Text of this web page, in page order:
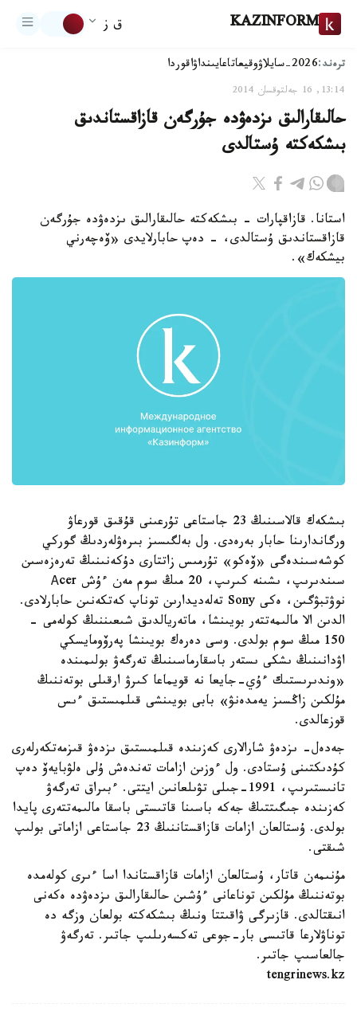
KAZINFORM ق ز
ترەند:2026-سايلاۋ وقيعاتاعايىنداۋاقوردا
13:14, 16 جەلتوقسان 2014
حالىقارالىق ىزدەۋدە جۇرگەن قازاقستاندىق
بىشكەكتە ۇستالدى
استانا. قازاقپارات - بىشكەكتە حالىقارالىق ىزدەۋدە جۇرگەن
قازاقستاندىق ۇستالدى، - دەپ حابارلايدى «ۆەچەرني
بيشكەك».
بىشكەك قالاسىنىڭ 23 جاستاعى تۇرعىنى قۇقىق قورعاۋ
ورگاندارىنا حابار بەرەدى. ول بەلگىسىز بىرەۋلەردىڭ گوركي
كوشەسىندەگى «ۆەكو» تۇرمىس زاتتارى دۇكەنىنىڭ تەرەزەسىن
سىندىرىپ، ىشىنە كىرىپ، 20 مىڭ سوم مەن ءۇش Аcer
نوۋتبۋگىن، ەكى Sony تەلەديدارىن توناپ كەتكەنىن حابارلادى.
الدىن الا مالىمەتتەر بويىنشا، ماتەريالدىق شىعىننىڭ كولەمى -
150 مىڭ سوم بولدى. وسى دەرەك بويىنشا پەرۆومايسكي
اۋدانىنىڭ ىشكى ىستەر باسقارماسىنىڭ تەرگەۋ بولىمىندە
«وندىرىستىك ءۇي-جايعا نە قويماعا كىرۋ ارقىلى بوتەننىڭ
مۇلكىن زاڭسىز يەمدەنۋ» بابى بويىنشى قىلمىستىق ءىس
قوزعالدى.
جەدەل- ىزدەۋ شارالارى كەزىندە قىلمىستىق ىزدەۋ قىزمەتكەرلەرى
كۇدىكتىنى ۇستادى. ول ءوزىن ازامات تەندەش ۇلى ەلۋبايەۆ دەپ
تانىستىرىپ، 1991-جىلى تۋىلعانىن ايتتى. ءبىراق تەرگەۋ
كەزىندە جىگىتتىڭ جەكە باسىنا قاتىستى باسقا مالىمەتتەرى پايدا
بولدى. ۇستالعان ازامات قازاقستاننىڭ 23 جاستاعى ازاماتى بولىپ
شىقتى.
مۇنىمەن قاتار، ۇستالعان ازامات قازاقستاندا اسا ءىرى كولەمدە
بوتەننىڭ مۇلكىن توناعانى ءۇشىن حالىقارالىق ىزدەۋدە ەكەنى
انىقتالدى. قازىرگى ۋاقىتتا ونىڭ بىشكەكتە بولعان وزگە دە
توناۋلارعا قاتىسى بار-جوعى تەكسەرىلىپ جاتىر. تەرگەۋ
جالعاسىپ جاتىر.
tengrinews.kz